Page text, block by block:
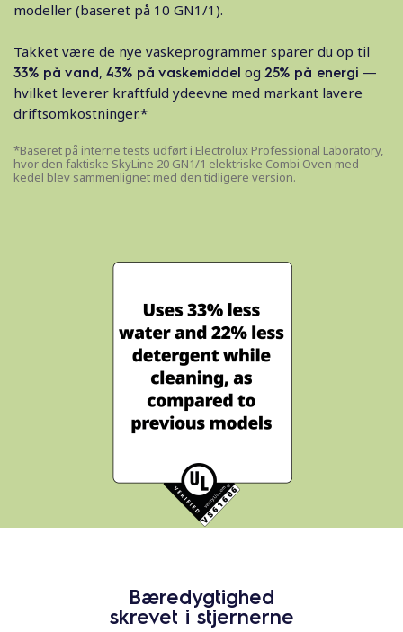
modeller (baseret på 10 GN1/1).
Takket være de nye vaskeprogrammer sparer du op til
33% på vand, 43% på vaskemiddel og 25% på energi —
hvilket leverer kraftfuld ydeevne med markant lavere
driftsomkostninger.*
*Baseret på interne tests udført i Electrolux Professional Laboratory,
hvor den faktiske SkyLine 20 GN1/1 elektriske Combi Oven med
kedel blev sammenlignet med den tidligere version.
Bæredygtighed
skrevet i stjernerne